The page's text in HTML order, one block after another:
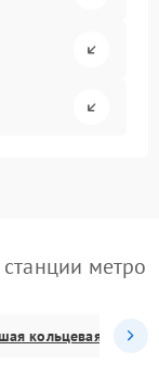
метро
кольцевая